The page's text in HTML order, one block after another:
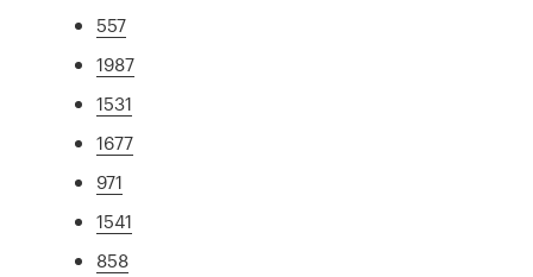
557
1987
1531
1677
971
1541
858